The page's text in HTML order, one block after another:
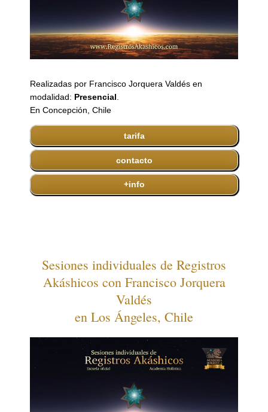
Realizadas por Francisco Jorquera Valdés en
modalidad: Presencial.
En Concepción, Chile
tarifa
contacto
+info
Sesiones individuales de Registros
Akáshicos con Francisco Jorquera
Valdés
en Los Ángeles, Chile